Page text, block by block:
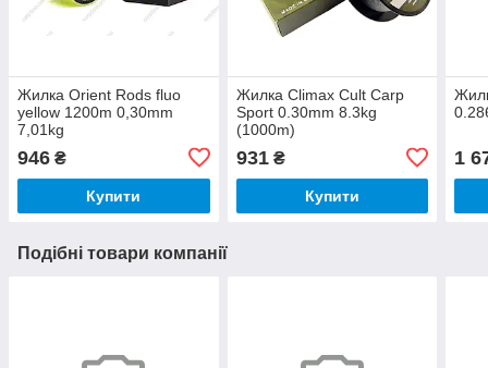
Жилка Orient Rods fluo
yellow 1200m 0,30mm
7,01kg
946 ₴
Купити
Жилка Climax Сult Сarp
Sport 0.30mm 8.3kg
(1000m)
931₴
Купити
1
Подібні товари компанії